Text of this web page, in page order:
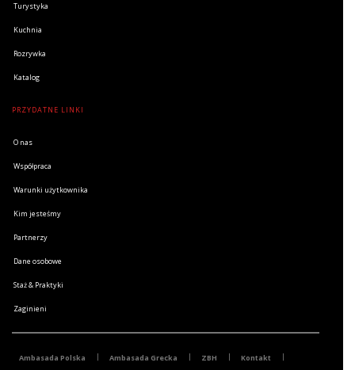
Turystyka
Kuchnia
Rozrywka
Katalog
PRZYDATNE LINKI
O nas
Współpraca
Warunki użytkownika
Kim jesteśmy
Partnerzy
Dane osobowe
Staż & Praktyki
Zaginieni
Ambasada Polska Ambasada Grecka ZBH Kontakt